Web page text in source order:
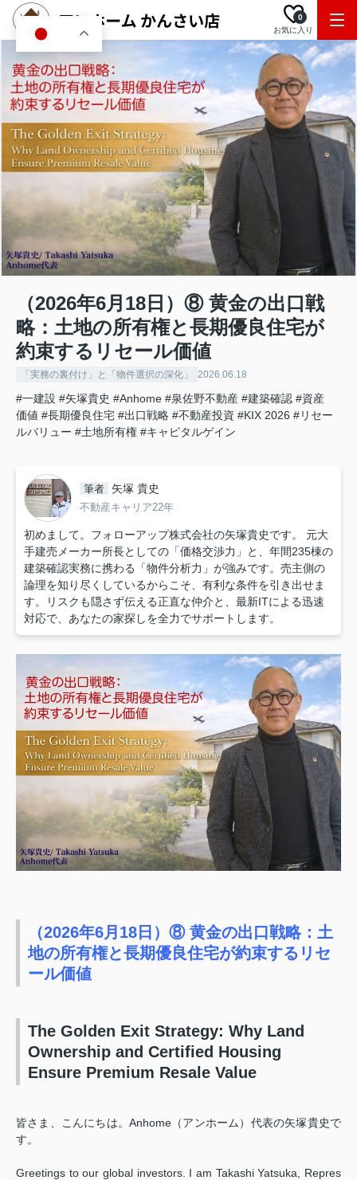
お気に入り
0
（2026年6月18日）⑧ 黄金の出口戦
略：土地の所有権と長期優良住宅が
約束するリセール価値
「実務の裏付け」と「物件選択の深化」 2026.06.18
#一建設 #矢塚貴史 #Anhome #泉佐野不動産 #建築確認 #資産
価値 #長期優良住宅 #出口戦略 #不動産投資 #KIX 2026 #リセー
ルバリュー #土地所有権 #キャピタルゲイン
筆者 矢塚 貴史
不動産キャリア22年
初めまして。フォローアップ株式会社の矢塚貴史です。 元大
手建売メーカー所長としての「価格交渉力」と、年間235棟の
建築確認実務に携わる「物件分析力」が強みです。売主側の
論理を知り尽くしているからこそ、有利な条件を引き出せま
す。リスクも隠さず伝える正直な仲介と、最新ITによる迅速
対応で、あなたの家探しを全力でサポートします。
（2026年6月18日）⑧ 黄金の出口戦略：土
地の所有権と長期優良住宅が約束するリセ
ール価値
The Golden Exit Strategy: Why Land
Ownership and Certified Housing
Ensure Premium Resale Value
皆さま、こんにちは。Anhome（アンホーム）代表の矢塚貴史で
す。
Greetings to our global investors. I am Takashi Yatsuka, Repres